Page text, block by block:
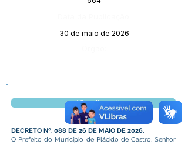
30 de maio de 2026
Visualizar
DECRETO Nº. 088 DE 26 DE MAIO DE 2026.
O Prefeito do Município de Plácido de Castro, Senhor